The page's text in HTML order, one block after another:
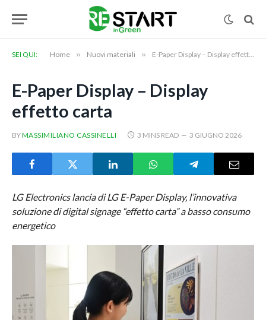
SEI QUI: Home » Nuovi materiali » E-Paper Display – Display effetto carta
E-Paper Display – Display
effetto carta
BYMASSIMILIANO CASSINELLI 3 MINS READ 3 GIUGNO 2026
LG Electronics lancia di LG E-Paper Display, l’innovativa
soluzione di digital signage “effetto carta” a basso consumo
energetico